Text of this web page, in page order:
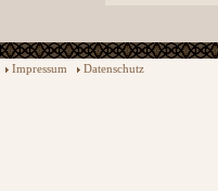
Impressum Datenschutz